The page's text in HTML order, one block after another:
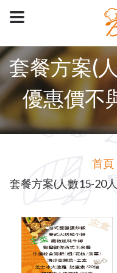
套餐方案(
優惠價不
首頁
套餐方案(人數15-20